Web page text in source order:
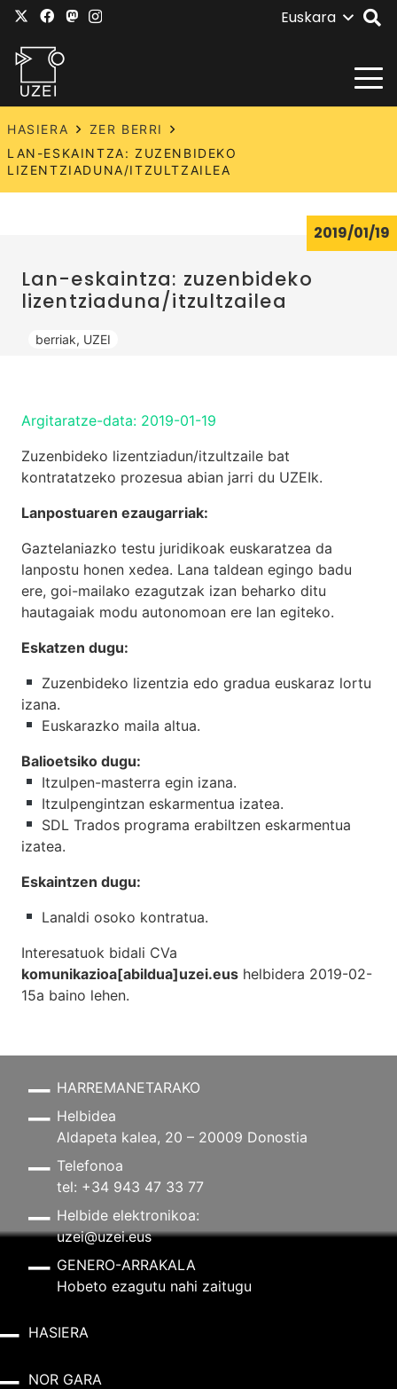
Euskara
HASIERA
ZER BERRI
LAN-ESKAINTZA: ZUZENBIDEKO
LIZENTZIADUNA/ITZULTZAILEA
Lan-eskaintza: zuzenbideko
lizentziaduna/itzultzailea
berriak, UZEI
2019/01/19
Argitaratze-data: 2019-01-19
Zuzenbideko lizentziadun/itzultzaile bat
kontratatzeko prozesua abian jarri du UZEIk.
Lanpostuaren ezaugarriak:
Gaztelaniazko testu juridikoak euskaratzea da
lanpostu honen xedea. Lana taldean egingo badu
ere, goi-mailako ezagutzak izan beharko ditu
hautagaiak modu autonomoan ere lan egiteko.
Eskatzen dugu:
Zuzenbideko lizentzia edo gradua euskaraz lortu
izana.
Euskarazko maila altua.
Balioetsiko dugu:
Itzulpen-masterra egin izana.
Itzulpengintzan eskarmentua izatea.
SDL Trados programa erabiltzen eskarmentua
izatea.
Eskaintzen dugu:
Lanaldi osoko kontratua.
Interesatuok bidali CVa
komunikazioa[abildua]uzei.eus helbidera 2019-02-
15a baino lehen.
HARREMANETARAKO
Helbidea
Aldapeta kalea, 20 – 20009 Donostia
Telefonoa
tel: +34 943 47 33 77
Helbide elektronikoa:
uzei@uzei.eus
GENERO-ARRAKALA
Hobeto ezagutu nahi zaitugu
HASIERA
NOR GARA